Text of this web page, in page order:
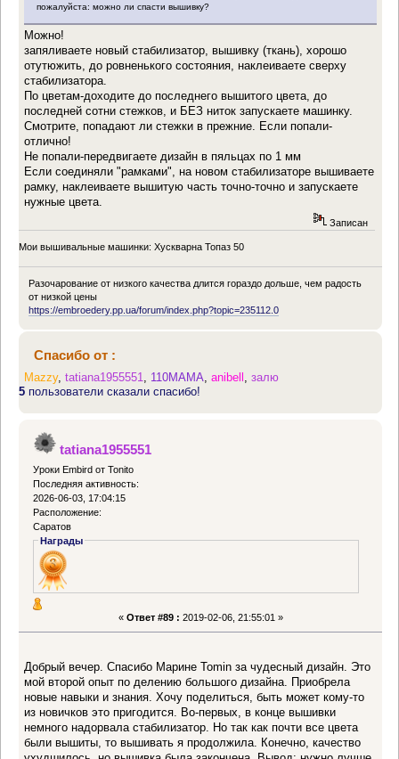
пожалуйста: можно ли спасти вышивку?
Можно!
запяливаете новый стабилизатор, вышивку (ткань), хорошо
отутюжить, до ровненького состояния, наклеиваете сверху
стабилизатора.
По цветам-доходите до последнего вышитого цвета, до
последней сотни стежков, и БЕЗ ниток запускаете машинку.
Смотрите, попадают ли стежки в прежние. Если попали-
отлично!
Не попали-передвигаете дизайн в пяльцах по 1 мм
Если соединяли "рамками", на новом стабилизаторе вышиваете
рамку, наклеиваете вышитую часть точно-точно и запускаете
нужные цвета.
Записан
Мои вышивальные машинки: Хускварна Топаз 50
Разочарование от низкого качества длится гораздо дольше, чем радость
от низкой цены
https://embroedery.pp.ua/forum/index.php?topic=235112.0
Спасибо от :
Mazzy,tatiana1955551, 110MAMA,anibell ,залю
5 пользователи сказали спасибо!
tatiana1955551
Уроки Embird от Tonito
Последняя активность:
2026-06-03, 17:04:15
Расположение:
Саратов
Награды
« Ответ #89 : 2019-02-06, 21:55:01 »
Добрый вечер. Спасибо Марине Tomin за чудесный дизайн. Это
мой второй опыт по делению большого дизайна. Приобрела
новые навыки и знания. Хочу поделиться, быть может кому-то
из новичков это пригодится. Во-первых, в конце вышивки
немного надорвала стабилизатор. Но так как почти все цвета
были вышиты, то вышивать я продолжила. Конечно, качество